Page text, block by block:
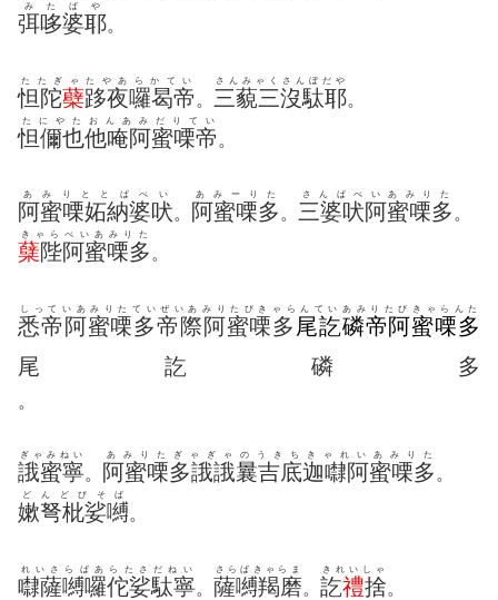
弭哆婆耶
みたばや
。
怛陀蘗跢夜囉曷帝
たたぎゃたやあらかてい
。 三藐三沒駄耶
さんみゃくさんぼだや
。
怛儞也他唵阿蜜㗚帝
たにやたおんあみだりてい
。
阿蜜㗚妬納婆吠
あみりととばべい
。 阿蜜㗚多
あみーりた
。 三婆吠阿蜜㗚多
さんばべいあみりた
。
蘖陛阿蜜㗚多
きゃらべいあみりた
。
悉帝阿蜜㗚多帝際阿蜜㗚多 尾訖磷帝阿蜜㗚多
尾訖磷多
しっていあみりたていぜいあみりたびきゃらんていあみりたびきゃらんた
。
誐蜜寧
ぎゃみねい
。 阿蜜㗚多誐誐曩吉底迦㘑阿蜜㗚多
あみりたぎゃぎゃのうきちきゃれいあみりた
。
嫰弩枇娑嚩
どんどびそば
。
㘑薩嚩囉佗娑駄寧
れいさらばあらたさだねい
。 薩嚩羯磨
さらばきゃらま
。 訖禮捨
きれいしゃ
。